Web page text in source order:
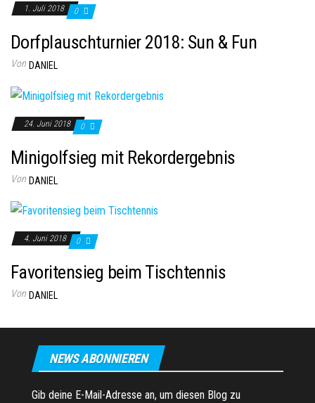
1. Juli 2018 0
Dorfplauschturnier 2018: Sun & Fun
Von DANIEL
24. Juni 2018 0
Minigolfsieg mit Rekordergebnis
Von DANIEL
4. Juni 2018 0
Favoritensieg beim Tischtennis
Von DANIEL
NEWS ABONNIEREN
Gib deine E-Mail-Adresse an, um diesen Blog zu